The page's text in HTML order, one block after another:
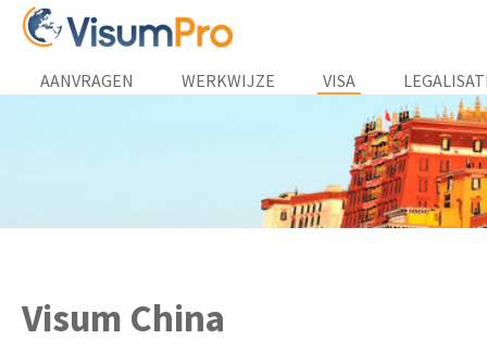
AANVRAGEN WERKWIJZE VISA
Visum China